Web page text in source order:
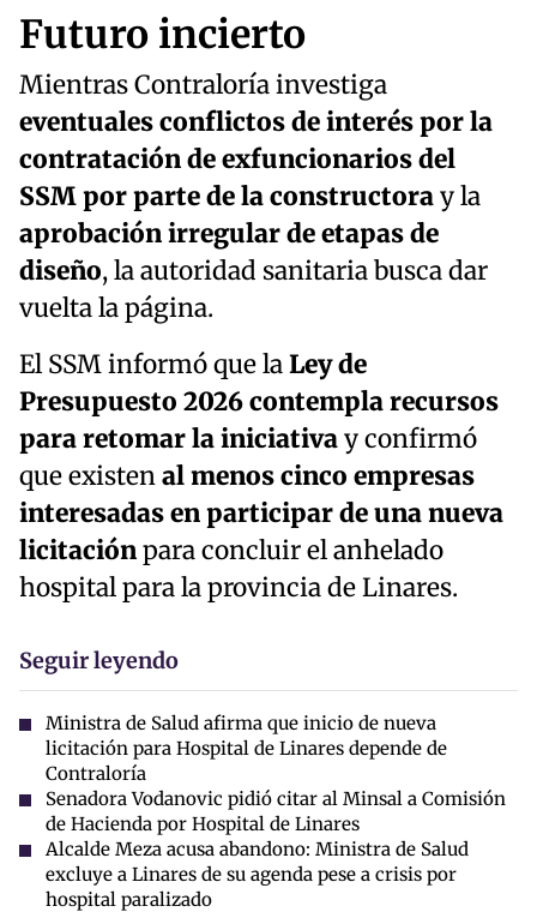
Futuro incierto
Mientras Contraloría investiga
eventuales conflictos de interéspor la
contratación de exfuncionarios del
SSM por parte de la constructoray la
aprobación irregular de etapas de
diseño, la autoridad sanitaria busca dar
vuelta la página.
El SSM informó que laLey de
Presupuesto 2026 contempla recursos
para retomar la iniciativay confirmó
que existenal menos cinco empresas
interesadas en participar de una nueva
licitaciónpara concluir el anhelado
hospital para la provincia de Linares.
Seguir leyendo
Ministra de Salud afirma que inicio de nueva
licitación para Hospital de Linares depende de
Contraloría
Senadora Vodanovic pidió citar al Minsal a Comisión
de Hacienda por Hospital de Linares
Alcalde Meza acusa abandono: Ministra de Salud
excluye a Linares de su agenda pese a crisis por
hospital paralizado